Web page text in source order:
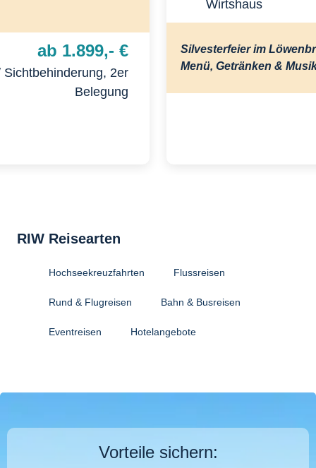
ab 1.899,- €
2er
Belegung
Wirtshaus
Silvesterfeier im
Menü, Getränken &
RIW Reisearten
Hochseekreuzfahrten Flussreisen
Rund & Flugreisen Bahn & Busreisen
Eventreisen Hotelangebote
Vorteile sichern: